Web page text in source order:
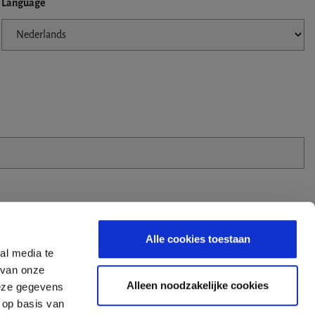
media te
onze
gegevens
basis van
Alle cookies toestaan
Alleen noodzakelijke cookies
Language
Zip Code